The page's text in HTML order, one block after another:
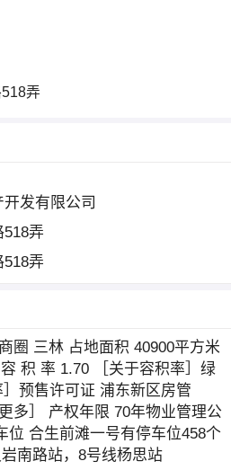
弄
发有限公司
弄
弄
圈 三林 占地面积 40900平方米
积 率 1.70 ［关于容积率］绿
预售许可证 浦东新区房管
多］ 产权年限 70年物业管理公
位 合生前滩一号有停车位458个
南路站，8号线杨思站